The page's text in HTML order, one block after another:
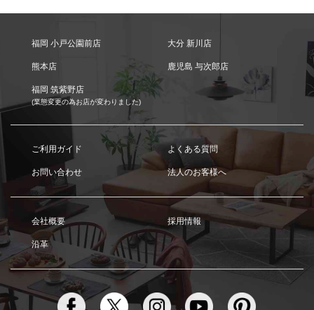
福岡 小戸公園前店 大分 新川店
熊本店 鹿児島 与次郎店
福岡 筑紫野店
(業態変更の為お店が変わりました)
ご利用ガイド よくある質問
お問い合わせ 法人のお客様へ
会社概要 採用情報
沿革